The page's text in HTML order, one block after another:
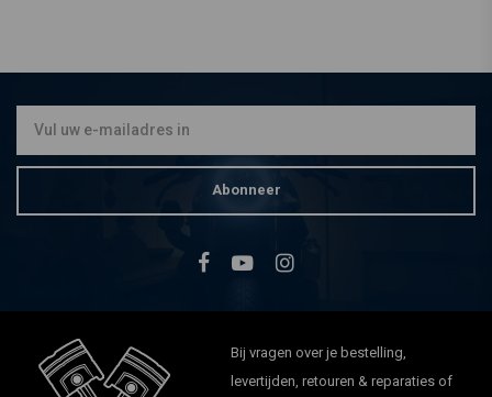
Abonneer
Bij vragen over je bestelling,
levertijden, retouren & reparaties of